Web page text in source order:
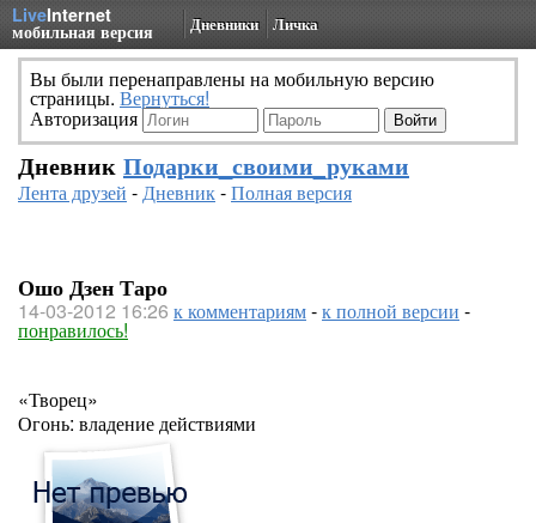
LiveInternet
мобильная версия Дневники Личка
Вы были перенаправлены на мобильную версию
страницы. Вернуться!
Авторизация
Дневник Подарки_своими_руками
Лента друзей -Дневник-Полная версия
Ошо Дзен Таро
14-03-2012 16:26 к комментариям-к полной версии -
понравилось!
«Творец»
Огонь: владение действиями